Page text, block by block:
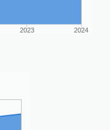
2023 2024